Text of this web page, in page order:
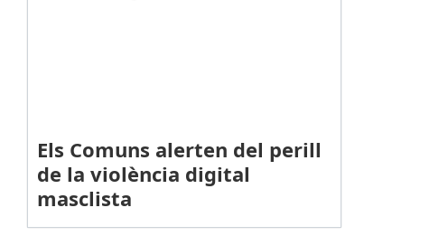
Els Comuns alerten del perill
de la violència digital
masclista